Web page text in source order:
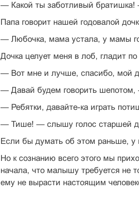
— Какой ты заботливый братишка!
Папа говорит нашей годовалой
— Любочка, мама устала, у мамы
Дочка целует меня в лоб, гладит
— Вот мне и лучше, спасибо, мой
— Давай будем говорить
— Ребятки, давайте-ка играть
— Тише! — слышу голос старшей
Если бы думать об этом раньше, у
Но к сознанию всего этого мы
начала, что малышу требуется не
ему не вырасти настоящим